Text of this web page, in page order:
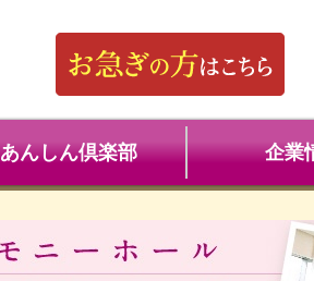
あんしん倶楽部 企業